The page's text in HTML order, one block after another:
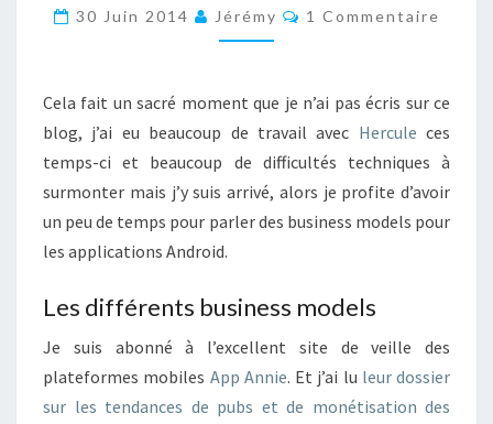
VIVRE
DE
VENTE
D’APPLICATIONS
ANDROID
?
30 Juin 2014 Jérémy Commentaires
1 Commentaire
Cela fait un sacré moment que je n’ai pas écris sur ce
blog, j’ai eu beaucoup de travail avec Hercule ces
temps-ci et beaucoup de difficultés techniques à
surmonter mais j’y suis arrivé, alors je profite d’avoir
un peu de temps pour parler des business models pour
les applications Android.
Les différents business models
Je suis abonné à l’excellent site de veille des
plateformes mobiles App Annie. Et j’ai lu leur dossier
sur les tendances de pubs et de monétisation des